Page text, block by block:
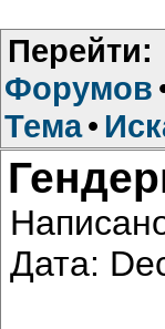
Перейти:
Форумов
Тема•
Дата: